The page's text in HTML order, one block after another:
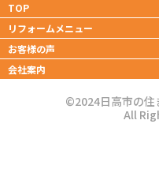
TOP
リフォームメニュー
お客様の声
会社案内
©2024日高市の住
All